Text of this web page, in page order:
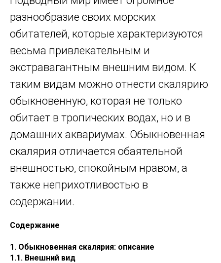
разнообразие своих морских
обитателей, которые характеризуются
весьма привлекательным и
экстравагантным внешним видом. К
таким видам можно отнести скалярию
обыкновенную, которая не только
обитает в тропических водах, но и в
домашних аквариумах. Обыкновенная
скалярия отличается обаятельной
внешностью, спокойным нравом, а
также неприхотливостью в
содержании.
Содержание
1. Обыкновенная скалярия: описание
1.1. Внешний вид